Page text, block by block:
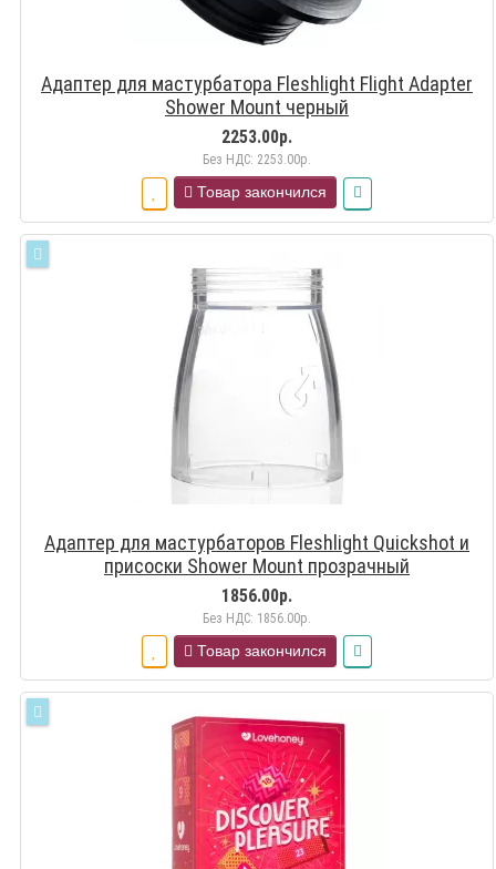
Адаптер для мастурбатора Fleshlight Flight Adapter
Shower Mount черный
2253.00р.
Без НДС: 2253.00р.
Товар закончился
Адаптер для мастурбаторов Fleshlight Quickshot и
присоски Shower Mount прозрачный
1856.00р.
Без НДС: 1856.00р.
Товар закончился